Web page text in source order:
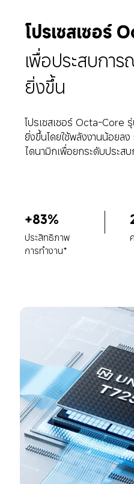
โปรเซสเซอร์
เพื่อประสบกา
ยิ่งขึ้น
โปรเซสเซอร์ Octa-Core
ยิ่งขึ้นโดยใช้พลังงานน้อยล
ไดนามิกเพื่อยกระดับประส
+83%
ประสิทธิภาพ
การทำงาน*